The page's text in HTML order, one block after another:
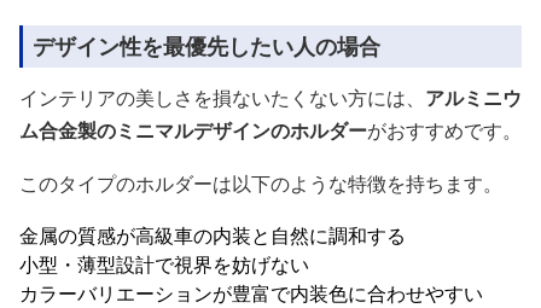
デザイン性を最優先したい人の場合
インテリアの美しさを損ないたくない方には、 アルミニウ
ム合金製のミニマルデザインのホルダーがおすすめです。
このタイプのホルダーは以下のような特徴を持ちます。
金属の質感が高級車の内装と自然に調和する
小型・薄型設計で視界を妨げない
カラーバリエーションが豊富で内装色に合わせやすい